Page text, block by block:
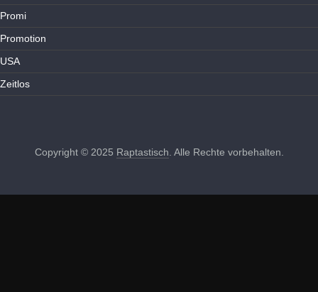
Promi
Promotion
USA
Zeitlos
Copyright © 2025 Raptastisch . Alle Rechte vorbehalten.